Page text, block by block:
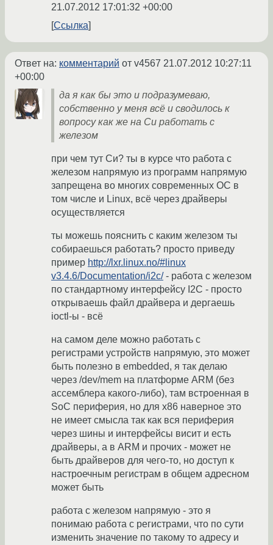
21.07.2012 17:01:32 +00:00
Ссылка
Ответ на: комментарий от v4567 21.07.2012 10:27:11
+00:00
да я как бы это и подразумеваю,
собственно у меня всё и сводилось к
вопросу как же на Си работать с
железом
при чем тут Си? ты в курсе что работа с
железом напрямую из программ напрямую
запрещена во многих современных ОС в
том числе и Linux, всё через драйверы
осуществляется
ты можешь пояснить с каким железом ты
собираешься работать? просто приведу
пример http://lxr.linux.no/#linux
v3.4.6/Documentation/i2c/- работа с железом
по стандартному интерфейсу I2C - просто
открываешь файл драйвера и дергаешь
ioctl-ы - всё
на самом деле можно работать с
регистрами устройств напрямую, это может
быть полезно в embedded, я так делаю
через /dev/mem на платформе ARM (без
ассемблера какого-либо), там встроенная в
SoC периферия, но для x86 наверное это
не имеет смысла так как вся периферия
через шины и интерфейсы висит и есть
драйверы, а в ARM и прочих - может не
быть драйверов для чего-то, но доступ к
настроечным регистрам в общем адресном
может быть
работа с железом напрямую - это я
понимаю работа с регистрами, что по сути
изменить значение по такому то адресу и